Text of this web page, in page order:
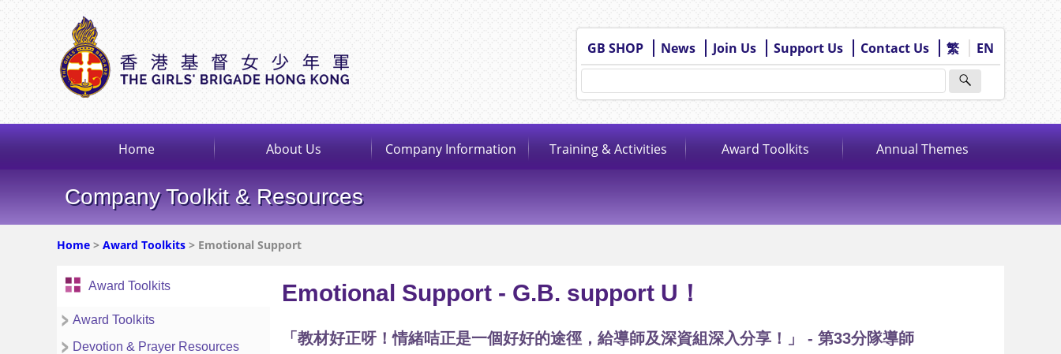
GB SHOP News Join Us Support Us Contact Us 繁 EN
Home About Us Company Information Training & Activities Award Toolkits Annual Themes
Company Toolkit & Resources
Home > Award Toolkits > Emotional Support
Award Toolkits
Award Toolkits
Devotion & Prayer Resources
Emotional Support - G.B. support U！
「教材好正呀！情緒咭正是一個好好的途徑，給導師及深資組深入分享！」 - 第33分隊導師